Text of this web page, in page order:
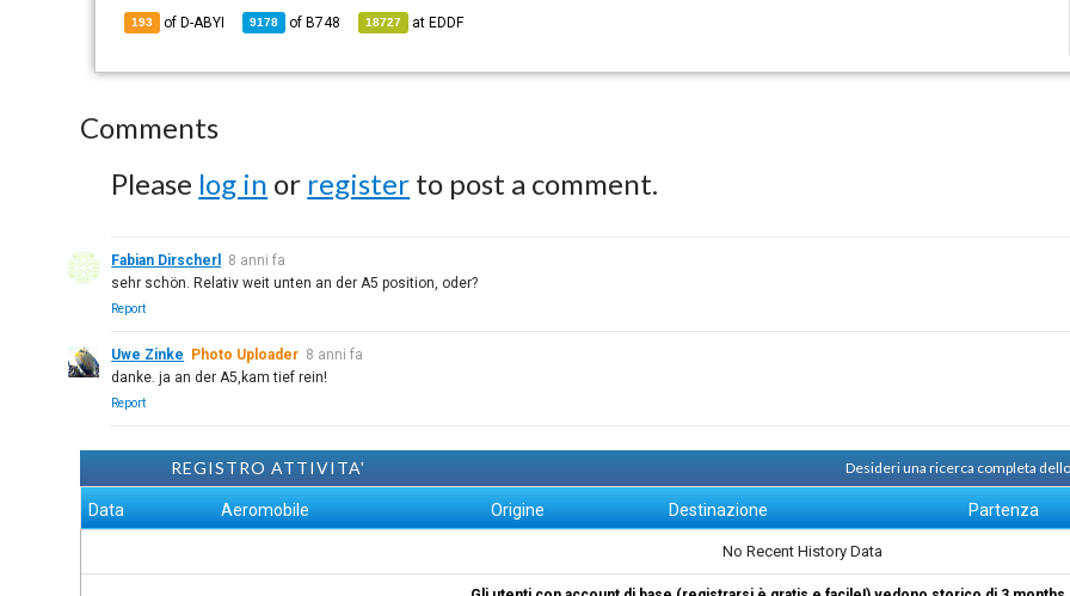
193 of D-ABYI 9178 of B748 18727 at EDDF
Comments
Please log in or register to post a comment.
Fabian Dirscherl
8 anni fa
sehr schön. Relativ weit unten an der A5 position, oder?
Report
Uwe Zinke Photo Uploader 8 anni fa
danke. ja an der A5,kam tief rein!
Report
REGISTRO ATTIVITA' Desideri una ricerca completa
Data Aeromobile Origine Destinazione Partenza
No Recent History Data